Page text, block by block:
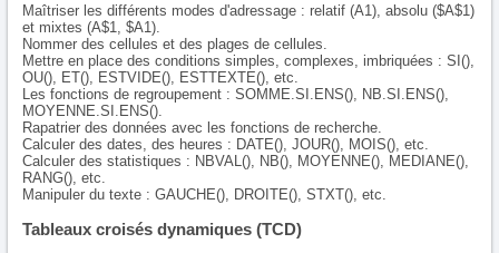
Maîtriser les différents modes d'adressage : relatif (A1), absolu ($A$1)
et mixtes (A$1, $A1).
Nommer des cellules et des plages de cellules.
Mettre en place des conditions simples, complexes, imbriquées : SI(),
OU(), ET(), ESTVIDE(), ESTTEXTE(), etc.
Les fonctions de regroupement : SOMME.SI.ENS(), NB.SI.ENS(),
MOYENNE.SI.ENS().
Rapatrier des données avec les fonctions de recherche.
Calculer des dates, des heures : DATE(), JOUR(), MOIS(), etc.
Calculer des statistiques : NBVAL(), NB(), MOYENNE(), MEDIANE(),
RANG(), etc.
Manipuler du texte : GAUCHE(), DROITE(), STXT(), etc.
Tableaux croisés dynamiques (TCD)